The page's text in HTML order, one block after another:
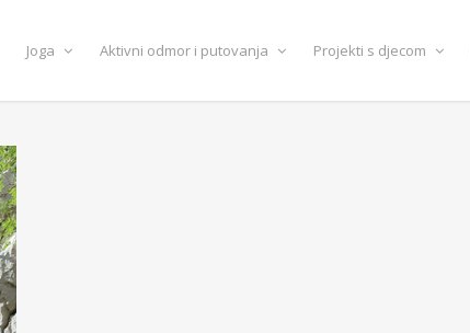
Joga Aktivni odmor i putovanja Projekti s djecom